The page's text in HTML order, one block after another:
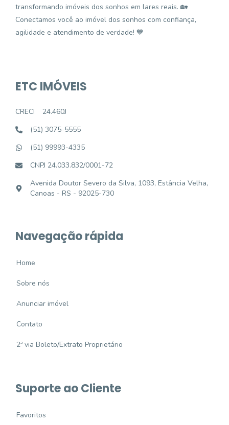
transformando imóveis dos sonhos em lares reais. 🏡
Conectamos você ao imóvel dos sonhos com confiança,
agilidade e atendimento de verdade! 💙
ETC IMÓVEIS
CRECI
24.460J
(51) 3075-5555
(51) 99993-4335
CNPJ 24.033.832/0001-72
Avenida Doutor Severo da Silva, 1093, Estância Velha,
Canoas - RS - 92025-730
Navegação rápida
Home
Sobre nós
Anunciar imóvel
Contato
2ª via Boleto/Extrato Proprietário
Suporte ao Cliente
Favoritos